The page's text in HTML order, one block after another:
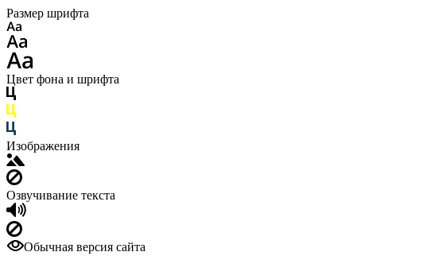
Размер шрифта
Цвет фона и шрифта
Изображения
Озвучивание текста
Обычная версия сайта